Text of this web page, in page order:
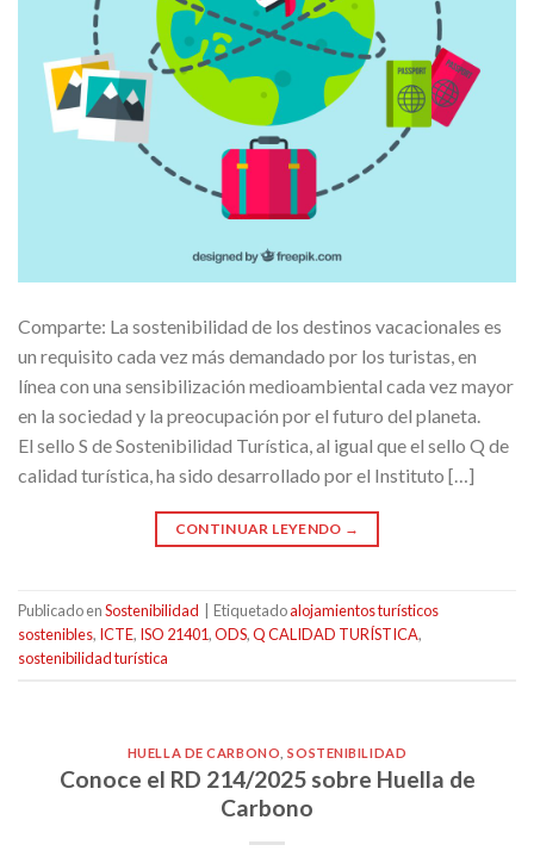
Comparte: La sostenibilidad de los destinos vacacionales es
un requisito cada vez más demandado por los turistas, en
línea con una sensibilización medioambiental cada vez mayor
en la sociedad y la preocupación por el futuro del planeta.
El sello S de Sostenibilidad Turística, al igual que el sello Q de
calidad turística, ha sido desarrollado por el Instituto […]
CONTINUAR LEYENDO →
Publicado enSostenibilidad Etiquetadoalojamientos turísticos
sostenibles, ICTE, ISO 21401,ODS,Q CALIDAD TURÍSTICA,
sostenibilidad turística
HUELLA DE CARBONO ,SOSTENIBILIDAD
Conoce el RD 214/2025 sobre Huella de
Carbono